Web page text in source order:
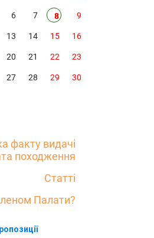
6 7 8 9
13 14 15 16
20 21 22 23
27 28 29 30
факту видачі
походження
Статті
Палати?